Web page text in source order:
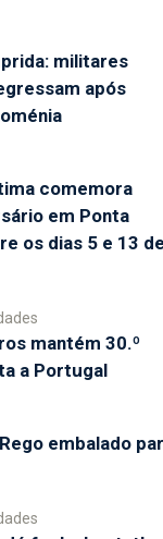
militares
após
comemora
em Ponta
os dias 5 e 13
mantém 30.º
a Portugal
embalado